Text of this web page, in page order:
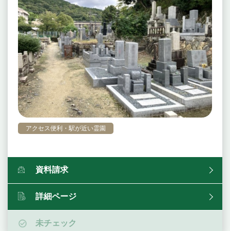
アクセス便利・駅が近い霊園
資料請求
詳細ページ
未チェック